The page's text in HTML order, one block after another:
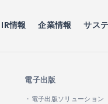
IR情報 企業情報 サス
電子出版
・電子出版ソリューション